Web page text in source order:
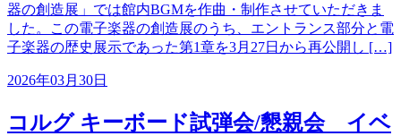
器の創造展」では館内BGMを作曲・制作させていただきま
した。この電子楽器の創造展のうち、エントランス部分と電
子楽器の歴史展示であった第1章を3月27日から再公開し […]
2026年03月30日
コルグ キーボード試弾会/懇親会 イベ